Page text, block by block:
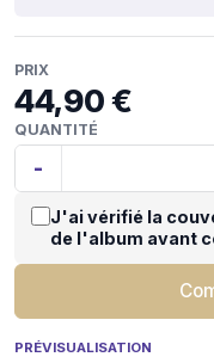
PRIX
44,90 €
QUANTITÉ
-
J'ai vérifié la
de l'album avant
PRÉVISUALISATION